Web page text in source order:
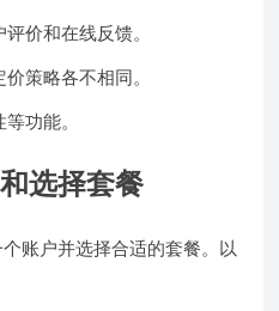
价和在线反馈。
策略各不相同。
功能。
选择套餐
账户并选择合适的套餐。以